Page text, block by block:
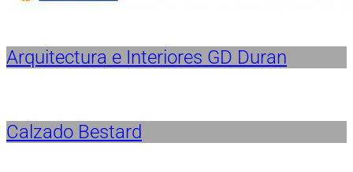
Arquitectura e Interiores GD Duran
Calzado Bestard